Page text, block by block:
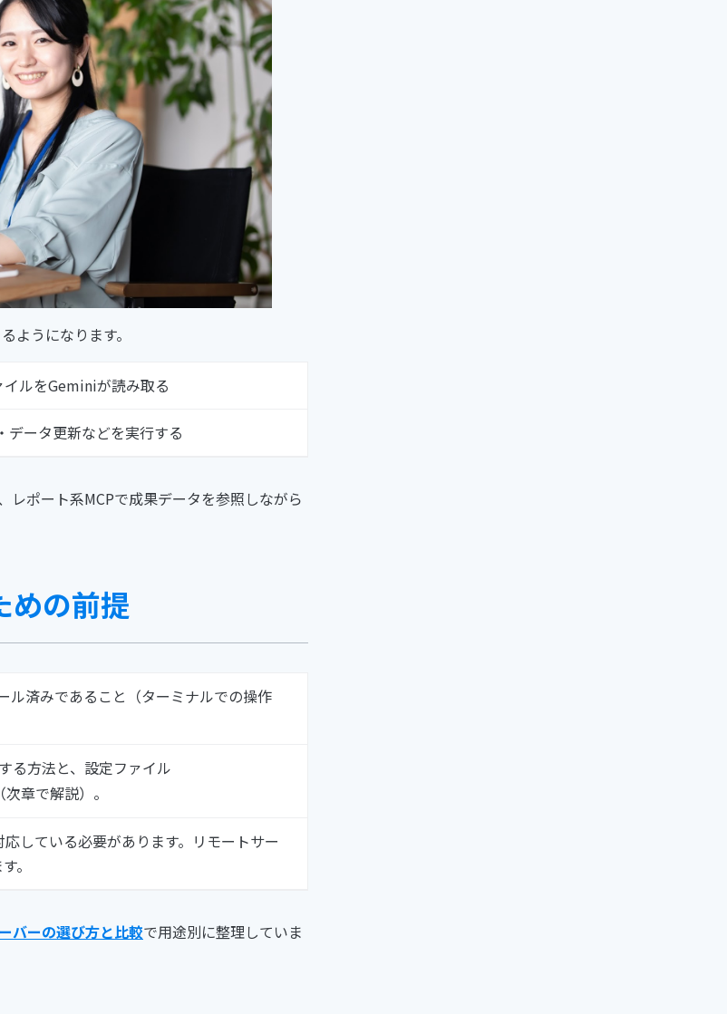
ようになります。
イルをGeminiが読み取る
データ更新などを実行する
レポート系MCPで成果データを参照しながら
めの前提
ル済みであること（ターミナルでの操作
る方法と、設定ファイル
章で解説）。
している必要があります。リモートサー
。
バーの選び方と比較で用途別に整理していま